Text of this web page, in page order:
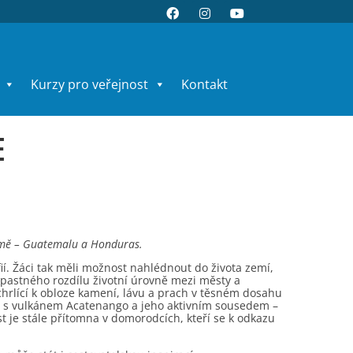
Kurzy pro veřejnost Kontakt
– Guatemalu a Honduras.
Žáci tak měli možnost nahlédnout do života zemí,
rozdílu životní úrovně mezi městy a
k obloze kamení, lávu a prach v těsném dosahu
vulkánem Acatenango a jeho aktivním sousedem –
je stále přítomna v domorodcích, kteří se k odkazu